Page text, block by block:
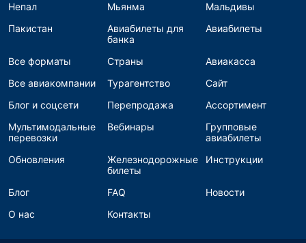
Непал
Мьянма
Мальдивы
Пакистан
Авиабилеты для
банка
Авиабилеты
Все форматы Страны
Авиакасса
Все авиакомпании
Турагентство
Сайт
Блог и соцсети
Перепродажа
Ассортимент
Мультимодальные
перевозки
Вебинары
Групповые
авиабилеты
Обновления
Железнодорожные
билеты
Инструкции
Блог FAQ
Новости
О нас
Контакты